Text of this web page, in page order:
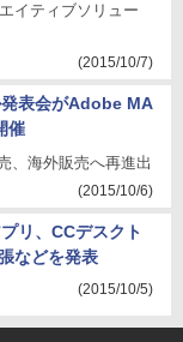
イティブソリュー
(2015/10/7)
表会がAdobe MA
催
、海外販売へ再進出
(2015/10/6)
リ、CCデスクト
などを発表
(2015/10/5)